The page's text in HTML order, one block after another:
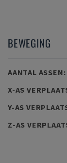
BEWEGING
AANTAL ASSEN:
X-AS
Y-AS
Z-AS